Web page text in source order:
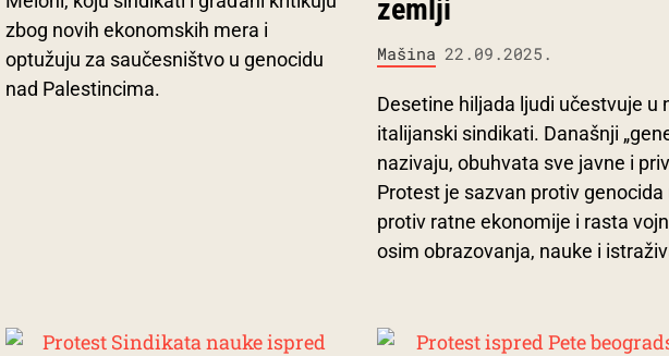
zbog novih ekonomskih mera i
optužuju za saučesništvo u genocidu
nad Palestincima.
zemlji
Mašina 22.09.2025.
Desetine hiljada ljudi učestvuje u
italijanski sindikati. Današnji
nazivaju, obuhvata sve javne i
Protest je sazvan protiv
protiv ratne ekonomije i rasta
osim obrazovanja, nauke i